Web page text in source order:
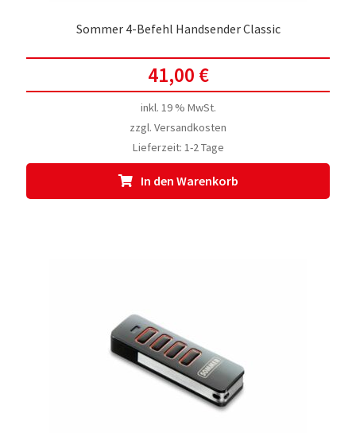
Sommer 4-Befehl Handsender Classic
41,00 €
inkl. 19 % MwSt.
zzgl. Versandkosten
Lieferzeit: 1-2 Tage
In den Warenkorb